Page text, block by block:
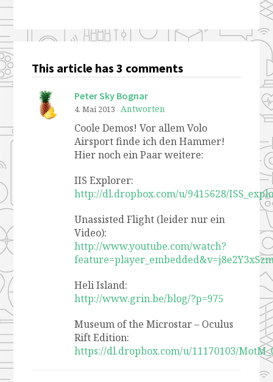
This article has 3 comments
Peter Sky Bognar
4. Mai 2013 Antworten
Coole Demos! Vor allem Volo
Airsport finde ich den Hammer!
Hier noch ein Paar weitere:
IIS Explorer:
http://dl.dropbox.com/u/9415628/
Unassisted Flight (leider nur ein
Video):
http://www.youtube.com/watch?
Heli Island:
http://www.grin.be/blog/?p=975
Museum of the Microstar – Oculus
Rift Edition:
https://dl.dropbox.com/u/11170103/